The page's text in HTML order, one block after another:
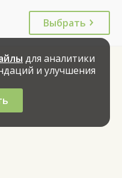
Выбрать
для аналитики
и улучшения